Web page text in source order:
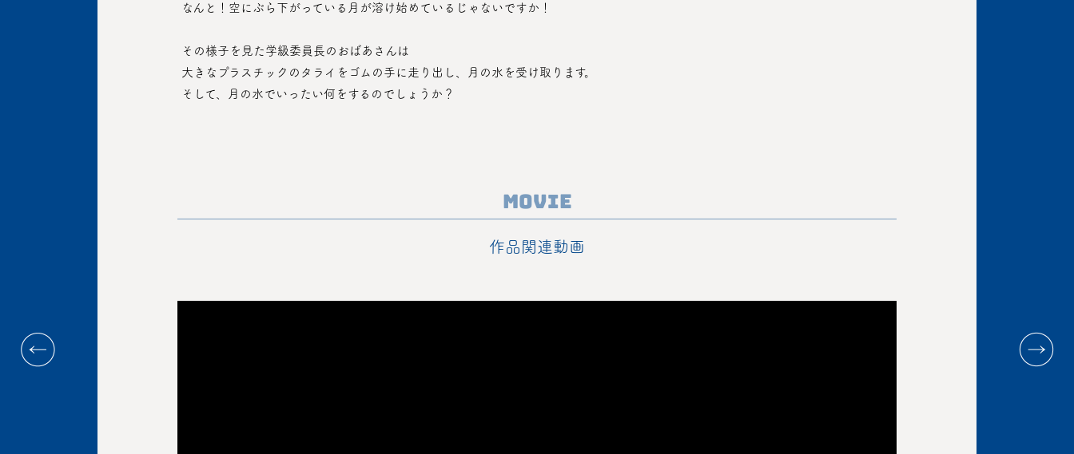
なんと！空にぶら下がっている月が溶け始めているじゃないですか！
その様子を見た学級委員長のおばあさんは
大きなプラスチックのタライをゴムの手に走り出し、月の水を受け取ります。
そして、月の水でいったい何をするのでしょうか？
Movie
作品関連動画